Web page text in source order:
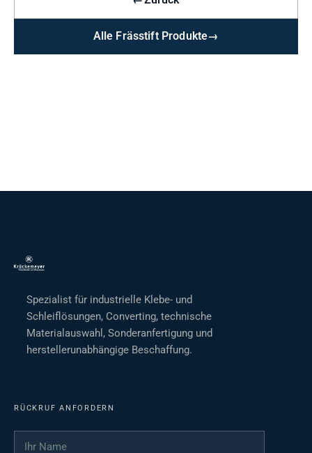
Alle Frässtift Produkte→
Spezialist für industrielle Klebe- und
Schleiflösungen, Converting, technische
Materialauswahl, Sonderanfertigung und
herstellerunabhängige Beschaffung.
RÜCKRUF ANFORDERN
Ihr Name